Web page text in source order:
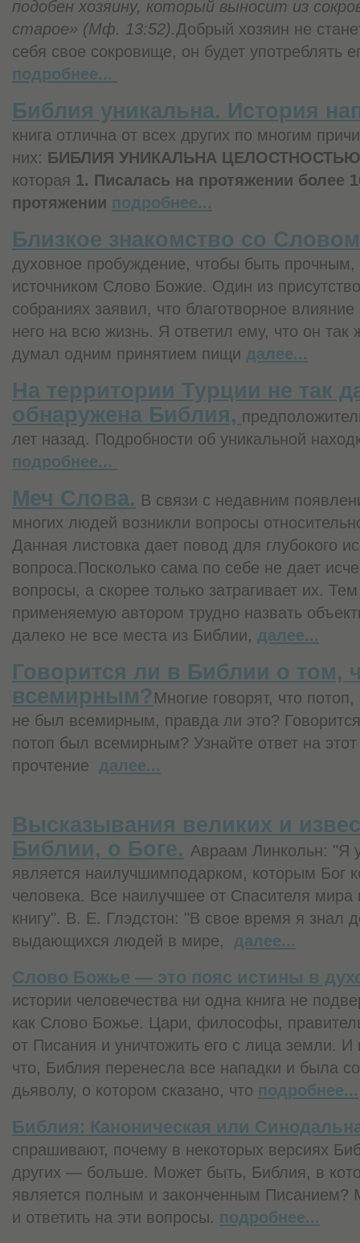
подобен хозяину, который выносит из
старое» (Мф. 13:52).Добрый хозяин не
себя свое сокро­вище, он будет употреблять
подробнее...
Библия уникальна. История
книга отлична от всех других по многим
них: БИБЛИЯ УНИКАЛЬНА
которая 1. Писалась на протяжении более
протяжении подробнее...
Близкое знакомство со
духовное пробуждение, чтобы быть
источником Слово Божие. Один из
собраниях заявил, что благотворное влияние
него на всю жизнь. Я ответил ему, что он
думал одним принятием пищи далее...
На территории Турции не так
обнаружена Библия,
лет назад. Подробности об уникальной
подробнее...
Меч Слова. В связи с недавним
многих людей возникли вопросы
Данная листовка дает повод для глубокого
вопроса.Посколько сама по себе не дает
вопросы, а скорее только затрагивает их.
применяемую автором трудно назвать
далеко не все места из Библии, далее...
Говорится ли в Библии о том,
всемирным?Многие говорят, что
не был всемирным, правда ли это?
потоп был всемирным? Узнайте ответ на
прочтение далее...
Высказывания великих и
Библии, о Боге. Авраам Линкольн: "Я
является наилучшимподарком, которым Бог
человека. Все наилучшее от Спасителя мира
книгу". В. Е. Глэдстон: "В свое время я знал
выдающихся людей в мире, далее...
Слово Божье — это пояс истины в
истории человечества ни одна книга не
как Слово Божье. Цари, философы,
от Писания и уничтожить его с лица земли.
что, Библия перенесла все нападки и была
дьяволу, о котором сказано, что подробнее...
Библия: Каноническая или
спрашивают, почему в некоторых версиях
других — больше. Может быть, Библия, в
является полным и законченным Писанием?
и ответить на эти вопросы. подробнее...